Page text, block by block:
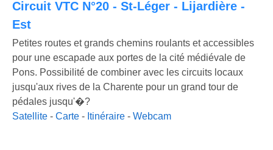
Circuit VTC N°20 - St-Léger - Lijardière -
Est
Petites routes et grands chemins roulants et accessibles
pour une escapade aux portes de la cité médiévale de
Pons. Possibilité de combiner avec les circuits locaux
jusqu'aux rives de la Charente pour un grand tour de
pédales jusqu'�?
Satellite - Carte - Itinéraire - Webcam